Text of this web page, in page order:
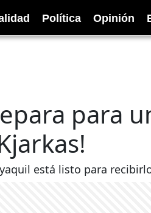
Política Opinión
para
está listo para